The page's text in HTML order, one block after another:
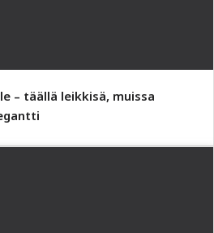
– täällä leikkisä, muissa